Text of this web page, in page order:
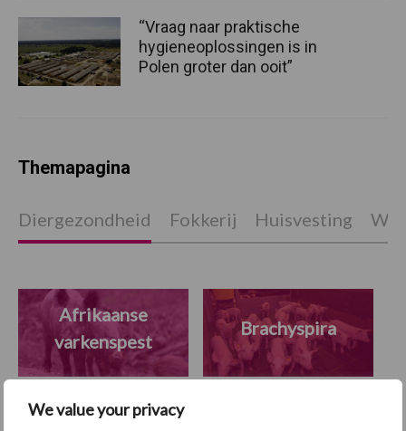
We value your privacy
“Vraag naar praktische
hygieneoplossingen is in
Polen groter dan ooit”
Themapagina
Diergezondheid Fokkerij Huisvesting
Afrikaanse
varkenspest
Brachyspira